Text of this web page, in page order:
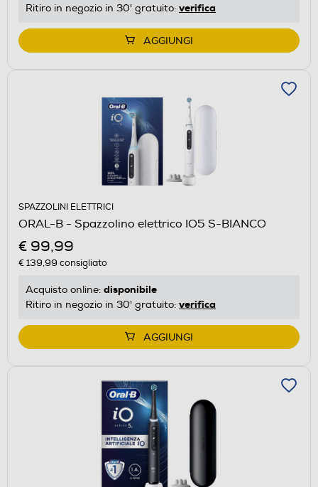
Ritiro in negozio in 30' gratuito: verifica
AGGIUNGI
SPAZZOLINI ELETTRICI
ORAL-B - Spazzolino elettrico IO5 S-BIANCO
€ 99,99
€ 139,99 consigliato
Acquisto online: disponibile
Ritiro in negozio in 30' gratuito: verifica
AGGIUNGI